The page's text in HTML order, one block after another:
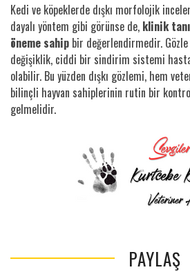
Kedi ve köpeklerde dışkı morfolojik
dayalı yöntem gibi görünse de, klinik
öneme sahip bir değerlendirmedir.
değişiklik, ciddi bir sindirim sistemi
olabilir. Bu yüzden dışkı gözlemi, hem
bilinçli hayvan sahiplerinin rutin bir
gelmelidir.
PAYLAŞ